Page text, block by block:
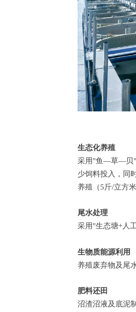
生态化养殖
采用"鱼—草—贝"
少饲料投入，同
养殖（5斤/立方
尾水处理
采用"生态塘+人
生物质能源利用
养殖废弃物及尾
肥料还田
沼渣沼液及底泥